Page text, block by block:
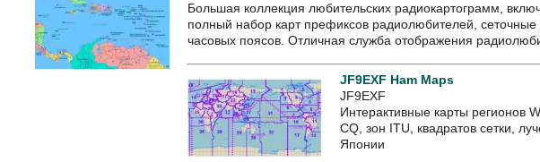
Большая коллекция любительских радиокартограмм,
полный набор карт префиксов радиолюбителей, сеточные
часовых поясов. Отличная служба отображения
JF9EXF Ham Maps
JF9EXF
Интерактивные карты регионов
CQ, зон ITU, квадратов сетки,
Японии